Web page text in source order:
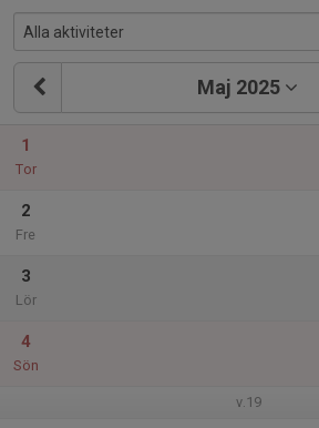
Maj 2025
1
Tor
2
Fre
3
Lör
4
Sön
v.19